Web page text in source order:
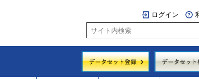
ログイン